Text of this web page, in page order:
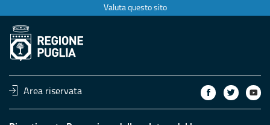
Valuta questo sito
Area riservata